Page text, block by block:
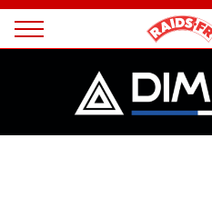
Magazine
Panneau de gestion des cookies